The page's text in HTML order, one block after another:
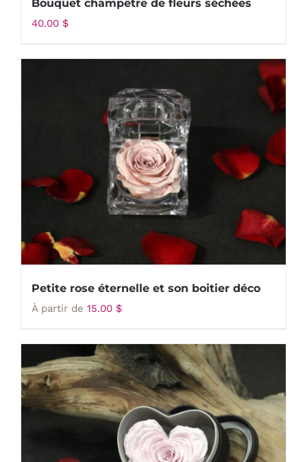
Bouquet champêtre de fleurs séchées
40.00 $
Petite rose éternelle et son boitier déco
À partir de 15.00 $